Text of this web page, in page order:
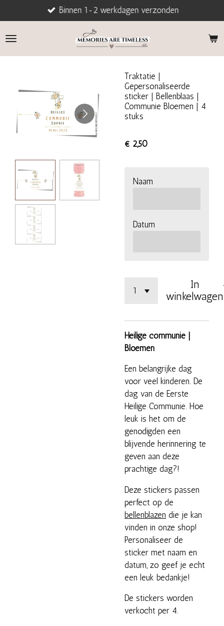
direct
naar
Binnen 1-2 werkdagen verzonden
Traktatie |
Gepersonaliseerde
sticker | Bellenblaas |
Communie Bloemen | 4
stuks
€ 2,50
Naam
Datum
In
winkelwagen
Heilige communie |
Bloemen
Een belangrijke dag
voor veel kinderen. De
dag van de Eerste
Heilige Communie. Hoe
leuk is het om de
genodigden een
blijvende herinnering te
geven aan deze
prachtige dag?!
Deze stickers passen
perfect op de
bellenblazen die je kan
vinden in onze shop!
Personaliseer de
sticker met naam en
datum, zo geef je echt
een leuk bedankje!
De stickers worden
verkocht per 4.